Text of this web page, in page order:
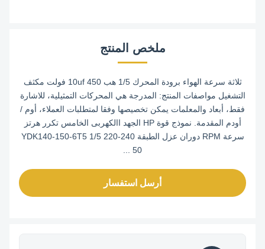
ملخص المنتج
ثلاثة سرعة الهواء برودة المحرك 1/5 هب 10uf 450 فولت مكثف
التشغيل مواصفات المنتج: المدرجة هي المحركات التمثيلية، للاشارة
فقط، أبعاد والمعلمات يمكن تخصيصها وفقا لمتطلبات العملاء، أوم /
أودم المقدمة. نموذج قوة HP الجهد االكهربى الخامس تكرر هرتز
سرعة RPM دوران عزل الطبقة YDK140-150-6T5 1/5 220-240
أرسل استفسار